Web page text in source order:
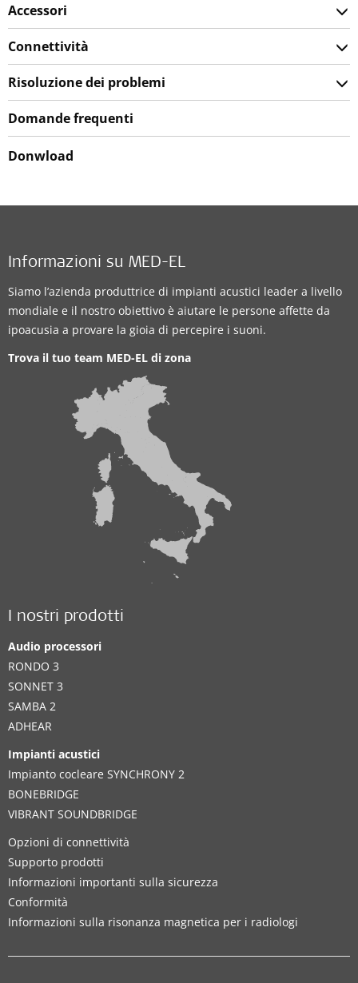
Accessori
Connettività
Risoluzione dei problemi
Domande frequenti
Donwload
Informazioni su MED-EL
Siamo l’azienda produttrice di impianti acustici leader a livello
mondiale e il nostro obiettivo è aiutare le persone affette da
ipoacusia a provare la gioia di percepire i suoni.
Trova il tuo team MED-EL di zona
I nostri prodotti
Audio processori
RONDO 3
SONNET 3
SAMBA 2
ADHEAR
Impianti acustici
Impianto cocleare SYNCHRONY 2
BONEBRIDGE
VIBRANT SOUNDBRIDGE
Opzioni di connettività
Supporto prodotti
Informazioni importanti sulla sicurezza
Conformità
Informazioni sulla risonanza magnetica per i radiologi